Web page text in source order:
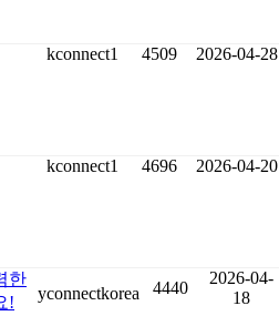
kconnect1 4509
2026-04-28
kconnect1 4696
2026-04-20
한
!
yconnectkorea 4440
2026-04-
18